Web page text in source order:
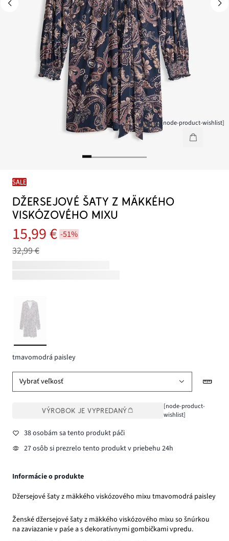
[node-product-wishlist]
SALE
DŽERSEJOVÉ ŠATY Z MÄKKÉHO
VISKÓZOVÉHO MIXU
15,99 € -51%
32,99 €
tmavomodrá paisley
Vybrať veľkosť
VÝROBOK JE VYPREDANÝ
[node-product-
wishlist]
38 osobám sa tento produkt páči
27 osôb si prezrelo tento produkt v priebehu 24h
Informácie o produkte
Džersejové šaty z mäkkého viskózového mixu tmavomodrá paisley
Ženské džersejové šaty z mäkkého viskózového mixu so šnúrkou
na zaviazanie v paśe a s dekoratívnymi gombičkami vpredu.